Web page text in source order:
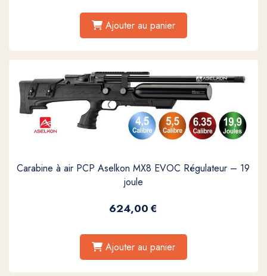
Ajouter au panier
Carabine à air PCP Aselkon MX8 EVOC Régulateur – 19
joule
624,00€
Ajouter au panier